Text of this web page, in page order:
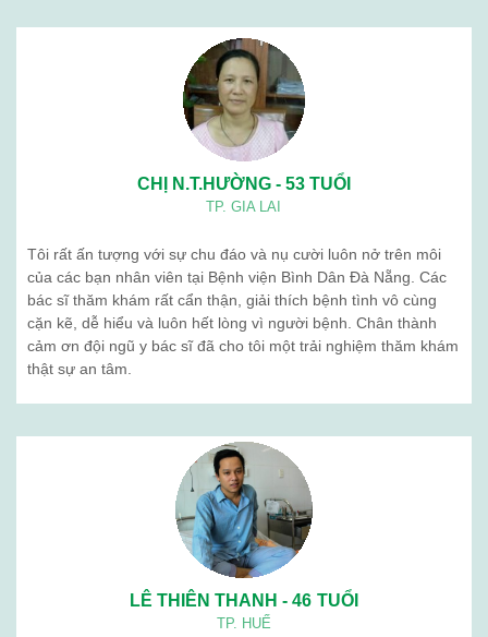
CHỊ N.T.HƯỜNG - 53 TUỔI
TP. GIA LAI
Tôi rất ấn tượng với sự chu đáo và nụ cười luôn nở trên môi
của các bạn nhân viên tại Bệnh viện Bình Dân Đà Nẵng. Các
bác sĩ thăm khám rất cẩn thận, giải thích bệnh tình vô cùng
cặn kẽ, dễ hiểu và luôn hết lòng vì người bệnh. Chân thành
cảm ơn đội ngũ y bác sĩ đã cho tôi một trải nghiệm thăm khám
thật sự an tâm.
LÊ THIÊN THANH - 46 TUỔI
TP. HUẾ